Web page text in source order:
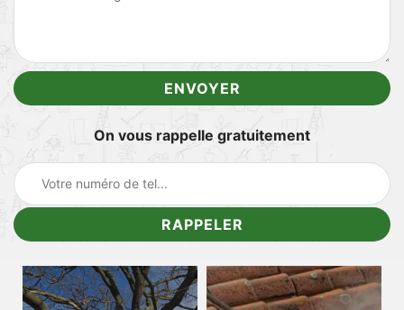
On vous rappelle gratuitement